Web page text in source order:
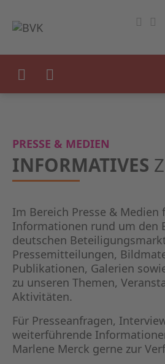
PRESSE & MEDIEN
INFORMATIVES
Im Bereich Presse & Medien
Informationen rund um den
deutschen
Pressemitteilungen,
Publikationen, Galerien
zu unseren Themen,
Aktivitäten.
Für Presseanfragen,
weiterführende
Marlene Merck gerne zur